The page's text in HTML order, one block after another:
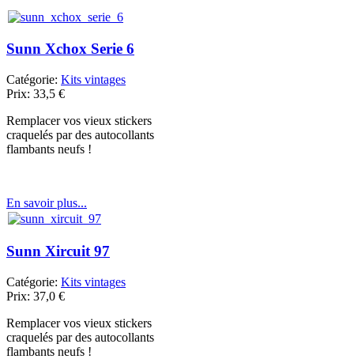
Sunn Xchox Serie 6
Catégorie: Kits vintages
Prix: 33,5 €
Remplacer vos vieux stickers
craquelés par des autocollants
flambants neufs !
En savoir plus...
Sunn Xircuit 97
Catégorie: Kits vintages
Prix: 37,0 €
Remplacer vos vieux stickers
craquelés par des autocollants
flambants neufs !